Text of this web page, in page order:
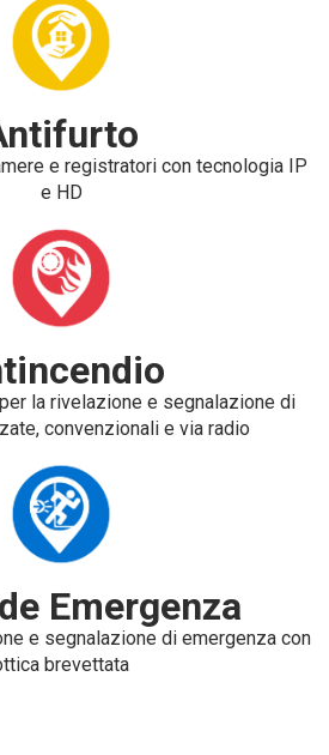
e registratori con tecnologia IP
e HD
la rivelazione e segnalazione di
convenzionali e via radio
Emergenza
e segnalazione di emergenza con
brevettata